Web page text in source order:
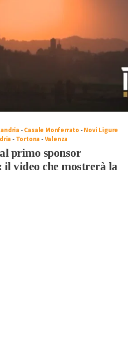
-Casale Monferrato -Novi Ligure
- Tortona -Valenza
primo sponsor
il video che mostrerà la